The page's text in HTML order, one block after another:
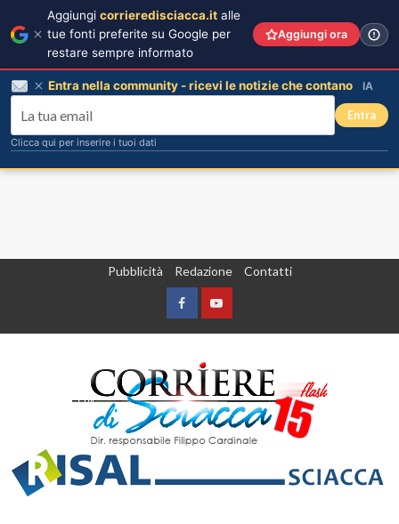
Pubblicità Redazione Contatti
FacebookYountube
Aggiungi corrieredisciacca.it alle
tue fonti preferite su Google per
restare sempre informato
Aggiungi ora
Entra nella community - ricevi le notizie che contano IA
Entra
Clicca qui per inserire i tuoi dati